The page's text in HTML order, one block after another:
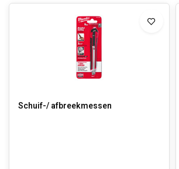
Schuif-/ afbreekmessen